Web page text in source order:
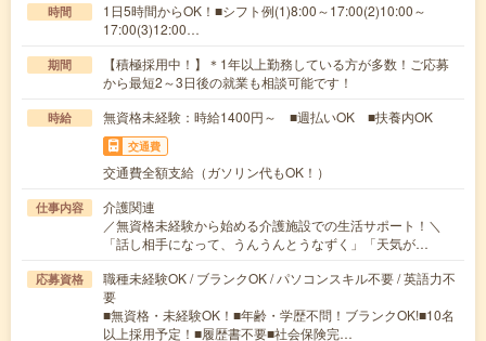
時間
1日5時間からOK！■シフト例(1)8:00～17:00(2)10:00～
17:00(3)12:00…
期間
【積極採用中！】＊1年以上勤務している方が多数！ご応募
から最短2～3日後の就業も相談可能です！
時給 無資格未経験：時給1400円～ ■週払いOK ■扶養内OK
交通費
交通費全額支給（ガソリン代もOK！）
仕事内容
介護関連
／無資格未経験から始める介護施設での生活サポート！＼
「話し相手になって、うんうんとうなずく」「天気が…
応募資格
職種未経験OK / ブランクOK / パソコンスキル不要 / 英語力不
要
■無資格・未経験OK！■年齢・学歴不問！ブランクOK!■10名
以上採用予定！■履歴書不要■社会保険完…